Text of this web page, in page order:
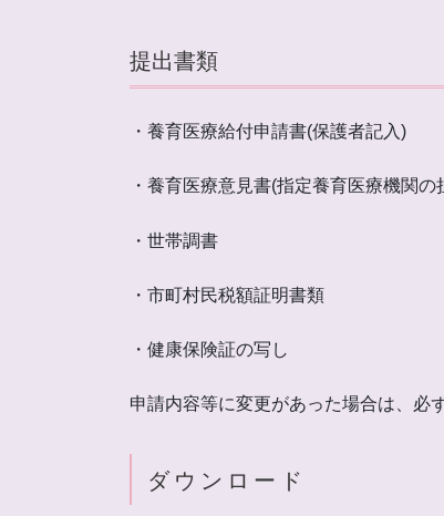
提出書類
・養育医療給付申請書(保護者記入)
・養育医療意見書(指定養育医療機関
・世帯調書
・市町村民税額証明書類
・健康保険証の写し
申請内容等に変更があった場合は、必
ダウンロード